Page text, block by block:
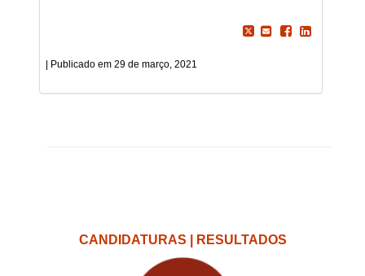
29 de março, 2021
CANDIDATURAS | RESULTADOS